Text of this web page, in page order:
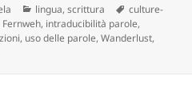
Categorie
lingua,scrittura Tag
culture-
Fernweh, intraducibilità parole,
, uso delle parole,Wanderlust,